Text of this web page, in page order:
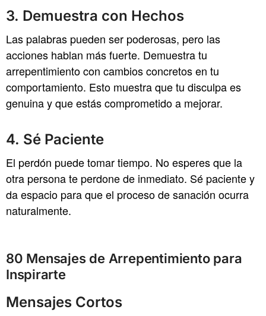
3. Demuestra con Hechos
Las palabras pueden ser poderosas, pero las
acciones hablan más fuerte. Demuestra tu
arrepentimiento con cambios concretos en tu
comportamiento. Esto muestra que tu disculpa es
genuina y que estás comprometido a mejorar.
4. Sé Paciente
El perdón puede tomar tiempo. No esperes que la
otra persona te perdone de inmediato. Sé paciente y
da espacio para que el proceso de sanación ocurra
naturalmente.
80 Mensajes de Arrepentimiento para
Inspirarte
Mensajes Cortos